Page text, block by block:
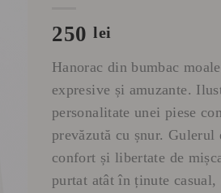
250lei
Hanorac din bumbac
expresive și amuzante.
personalitate unei piese
prevăzută cu șnur.
confort și libertate de
purtat atât în ținute